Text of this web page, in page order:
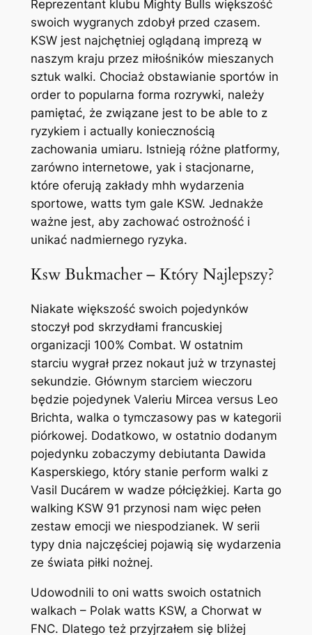
Reprezentant klubu Mighty Bulls większość
swoich wygranych zdobył przed czasem.
KSW jest najchętniej oglądaną imprezą w
naszym kraju przez miłośników mieszanych
sztuk walki. Chociaż obstawianie sportów in
order to popularna forma rozrywki, należy
pamiętać, że związane jest to be able to z
ryzykiem i actually koniecznością
zachowania umiaru. Istnieją różne platformy,
zarówno internetowe, yak i stacjonarne,
które oferują zakłady mhh wydarzenia
sportowe, watts tym gale KSW. Jednakże
ważne jest, aby zachować ostrożność i
unikać nadmiernego ryzyka.
Ksw Bukmacher – Który Najlepszy?
Niakate większość swoich pojedynków
stoczył pod skrzydłami francuskiej
organizacji 100% Combat. W ostatnim
starciu wygrał przez nokaut już w trzynastej
sekundzie. Głównym starciem wieczoru
będzie pojedynek Valeriu Mircea versus Leo
Brichta, walka o tymczasowy pas w kategorii
piórkowej. Dodatkowo, w ostatnio dodanym
pojedynku zobaczymy debiutanta Dawida
Kasperskiego, który stanie perform walki z
Vasil Ducárem w wadze półciężkiej. Karta go
walking KSW 91 przynosi nam więc pełen
zestaw emocji we niespodzianek. W serii
typy dnia najczęściej pojawią się wydarzenia
ze świata piłki nożnej.
Udowodnili to oni watts swoich ostatnich
walkach – Polak watts KSW, a Chorwat w
FNC. Dlatego też przyjrzałem się bliżej